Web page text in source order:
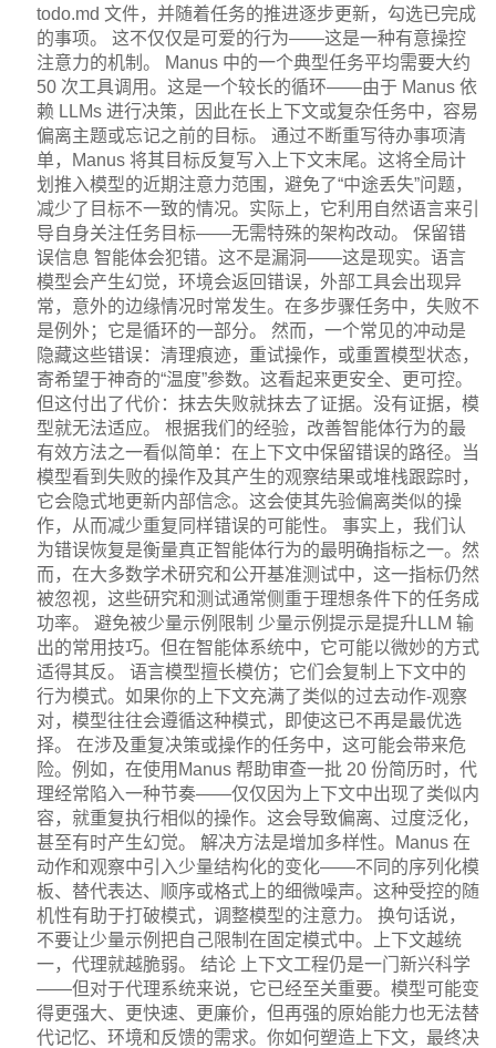
todo.md 文件，并随着任务的推进逐步更新，勾选已完成
的事项。 这不仅仅是可爱的行为——这是一种有意操控
注意力的机制。 Manus 中的一个典型任务平均需要大约
50 次工具调用。这是一个较长的循环——由于 Manus 依
赖 LLMs 进行决策，因此在长上下文或复杂任务中，容易
偏离主题或忘记之前的目标。 通过不断重写待办事项清
单，Manus 将其目标反复写入上下文末尾。这将全局计
划推入模型的近期注意力范围，避免了“中途丢失”问题，
减少了目标不一致的情况。实际上，它利用自然语言来引
导自身关注任务目标——无需特殊的架构改动。 保留错
误信息 智能体会犯错。这不是漏洞——这是现实。语言
模型会产生幻觉，环境会返回错误，外部工具会出现异
常，意外的边缘情况时常发生。在多步骤任务中，失败不
是例外；它是循环的一部分。 然而，一个常见的冲动是
隐藏这些错误：清理痕迹，重试操作，或重置模型状态，
寄希望于神奇的“温度”参数。这看起来更安全、更可控。
但这付出了代价：抹去失败就抹去了证据。没有证据，模
型就无法适应。 根据我们的经验，改善智能体行为的最
有效方法之一看似简单：在上下文中保留错误的路径。当
模型看到失败的操作及其产生的观察结果或堆栈跟踪时，
它会隐式地更新内部信念。这会使其先验偏离类似的操
作，从而减少重复同样错误的可能性。 事实上，我们认
为错误恢复是衡量真正智能体行为的最明确指标之一。然
而，在大多数学术研究和公开基准测试中，这一指标仍然
被忽视，这些研究和测试通常侧重于理想条件下的任务成
功率。 避免被少量示例限制 少量示例提示是提升LLM 输
出的常用技巧。但在智能体系统中，它可能以微妙的方式
适得其反。 语言模型擅长模仿；它们会复制上下文中的
行为模式。如果你的上下文充满了类似的过去动作-观察
对，模型往往会遵循这种模式，即使这已不再是最优选
择。 在涉及重复决策或操作的任务中，这可能会带来危
险。例如，在使用Manus 帮助审查一批 20 份简历时，代
理经常陷入一种节奏——仅仅因为上下文中出现了类似内
容，就重复执行相似的操作。这会导致偏离、过度泛化，
甚至有时产生幻觉。 解决方法是增加多样性。Manus 在
动作和观察中引入少量结构化的变化——不同的序列化模
板、替代表达、顺序或格式上的细微噪声。这种受控的随
机性有助于打破模式，调整模型的注意力。 换句话说，
不要让少量示例把自己限制在固定模式中。上下文越统
一，代理就越脆弱。 结论 上下文工程仍是一门新兴科学
——但对于代理系统来说，它已经至关重要。模型可能变
得更强大、更快速、更廉价，但再强的原始能力也无法替
代记忆、环境和反馈的需求。你如何塑造上下文，最终决